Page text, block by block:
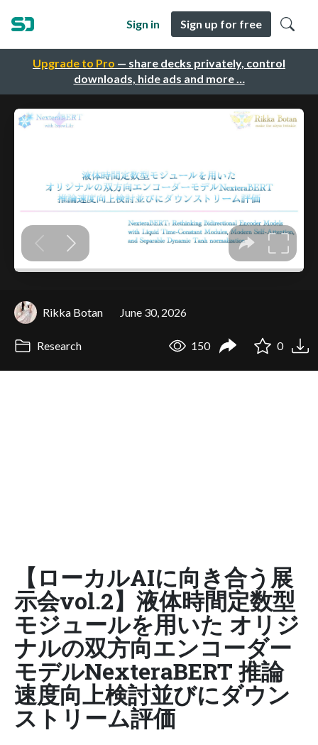
Upgrade to Pro — share decks privately, control
downloads, hide ads and more …
Sign in Sign up for free
Rikka Botan June 30, 2026
Research 150 0
【ローカルAIに向き合う展
示会vol.2】液体時間定数型
モジュールを用いた オリジ
ナルの双方向エンコーダー
モデルNexteraBERT 推論
速度向上検討並びにダウン
ストリーム評価